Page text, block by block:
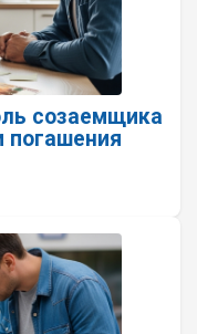
созаемщика
погашения